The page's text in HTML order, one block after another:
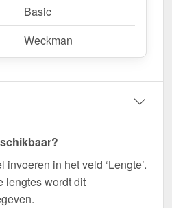
Basic
Weckman
in het veld ‘Lengte’.
lengtes wordt dit